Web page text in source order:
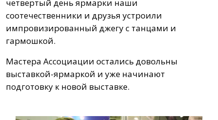
четвертый день ярмарки наши
соотечественники и друзья устроили
импровизированный джегу с танцами и
гармошкой.
Мастера Ассоциации остались довольны
выставкой-ярмаркой и уже начинают
подготовку к новой выставке.